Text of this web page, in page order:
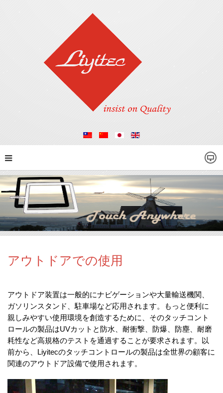
アウトドアでの使用
アウトドア装置は一般的にナビゲーションや大量輸送機関、
ガソリンスタンド、駐車場など応用されます。もっと便利に
親しみやすい使用環境を創造するために、そのタッチコント
ロールの製品はUVカットと防水、耐衝撃、防爆、防塵、耐磨
耗性など高規格のテストを通過することが要求されます。 以
前から、
Liyitecのタッチコントロールの製品は全世界の顧客に
関連のアウトドア設備で使用されます。